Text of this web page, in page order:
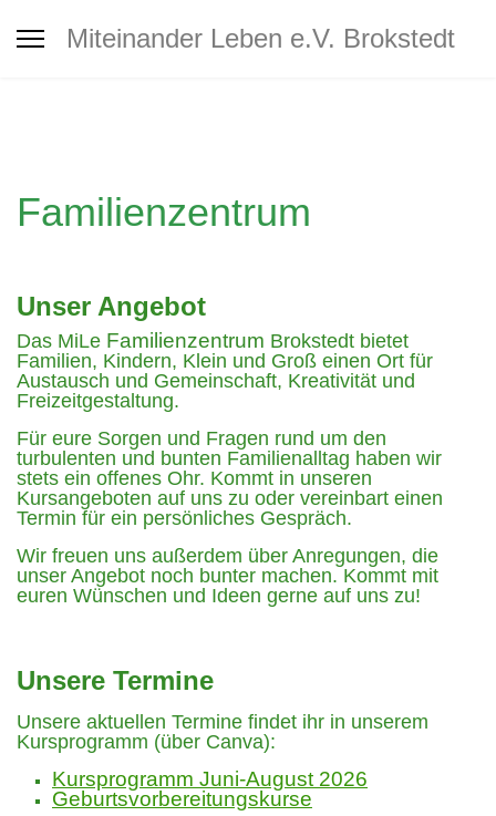
Miteinander Leben e.V. Brokstedt
- Spenden -
zurück
Familienzentrum
Unser Angebot
Das MiLe Familienzentrum Brokstedt bietet
Familien, Kindern, Klein und Groß einen Ort für
Austausch und Gemeinschaft, Kreativität und
Freizeitgestaltung.
Für eure Sorgen und Fragen rund um den
turbulenten und bunten Familienalltag haben wir
stets ein offenes Ohr. Kommt in unseren
Kursangeboten auf uns zu oder vereinbart einen
Termin für ein persönliches Gespräch.
Wir freuen uns außerdem über Anregungen, die
unser Angebot noch bunter machen. Kommt mit
euren Wünschen und Ideen gerne auf uns zu!
Unsere Termine
Unsere aktuellen Termine findet ihr in unserem
Kursprogramm (über Canva):
Kursprogramm Juni-August 2026
Geburtsvorbereitungskurse